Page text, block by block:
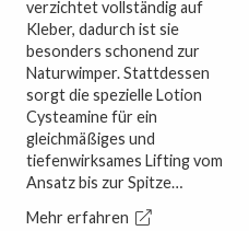
verzichtet vollständig auf
Kleber, dadurch ist sie
besonders schonend zur
Naturwimper. Stattdessen
sorgt die spezielle Lotion
Cysteamine für ein
gleichmäßiges und
tiefenwirksames Lifting vom
Ansatz bis zur Spitze…
Mehr erfahren